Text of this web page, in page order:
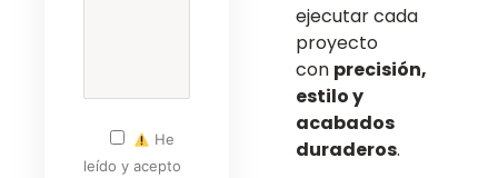
ejecutar cada
proyecto
con precisión,
estilo y
acabados
duraderos.
He
leído y acepto